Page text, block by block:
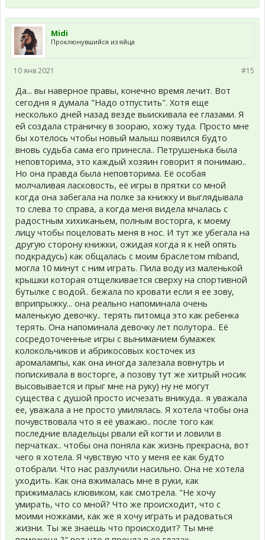
Midi
Проклюнувшийся из яйца
#15
10 янв 2021
Да... вы наверное правы, конечно время лечит. Вот
сегодня я думала "Надо отпустить". Хотя еще
несколько дней назад везде выискивала ее глазами. Я
ей создала страничку в зоораю, хожу туда. Просто мне
бы хотелось чтобы новый малыш появился будто
вновь судьба сама его принесла.. Петрушенька была
неповторима, это каждый хозяин говорит я понимаю..
Но она правда была неповторима. Её особая
молчаливая ласковость, её игры в прятки со мной
когда она забегала на полке за книжку и выглядывала
то слева то справа, а когда меня видела мчалась с
радостным хихиканьем, полным восторга, к моему
лицу чтобы поцеловать меня в нос. И тут же убегала на
другую сторону книжки, ожидая когда я к ней опять
подкрадусь) как общалась с моим браслетом miband,
могла 10 минут с ним играть. Пила воду из маленькой
крышки которая отщелкивается сверху на спортивной
бутылке с водой.. бежала по кровати если я ее зову,
вприпрыжку... она реально напоминала очень
маленькую девочку.. терять питомца это как ребенка
терять. Она напоминала девочку лет полутора.. Её
сосредоточенные игры с выниманием бумажек
колокольчиков и абрикосовых косточек из
аромалампы, как она иногда залезала вовнутрь и
попискивала в восторге, а позову тут же хитрый носик
высовывается и прыг мне на руку) ну не могут
существа с душой просто исчезать вникуда.. я уважала
ее, уважала а не просто умилялась. Я хотела чтобы она
почувствовала что я её уважаю.. после того как
последние владельцы рвали ей когти и ловили в
перчатках.. чтобы она поняла как жизнь прекрасна, вот
чего я хотела. Я чувствую что у меня ее как будто
отобрали. Что нас разлучили насильно. Она не хотела
уходить. Как она вжималась мне в руки, как
прижималась клювиком, как смотрела. "Не хочу
умирать, что со мной? Что же происходит, что с
моими ножками, как же я хочу играть и радоваться
жизни. Ты же знаешь что происходит? Ты мне